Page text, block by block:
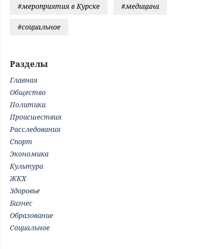
#мероприятия в Курске #медицина
#социальное
Разделы
Главная
Общество
Политика
Происшествия
Расследования
Спорт
Экономика
Культура
ЖКХ
Здоровье
Бизнес
Образование
Социальное